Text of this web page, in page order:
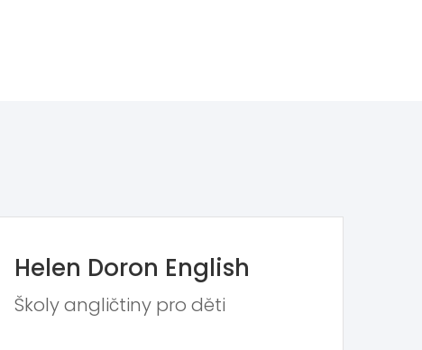
Helen Doron English
Školy angličtiny pro děti